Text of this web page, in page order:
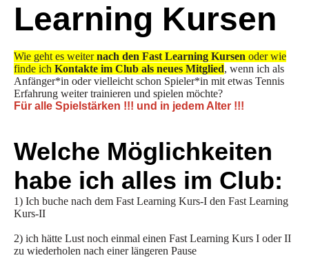
Learning Kursen
Wie geht es weiternach den Fast Learning Kursen oder wie
finde ich Kontakte im Club als neues Mitglied, wenn ich als
Anfänger*in oder vielleicht schon Spieler*in mit etwas Tennis
Erfahrung weiter trainieren und spielen möchte?
Für alle Spielstärken !!! und in jedem Alter !!!
Welche Möglichkeiten
habe ich alles im Club:
1) Ich buche nach dem Fast Learning Kurs-I den Fast Learning
Kurs-II
2) ich hätte Lust noch einmal einen Fast Learning Kurs I oder II
zu wiederholen nach einer längeren Pause